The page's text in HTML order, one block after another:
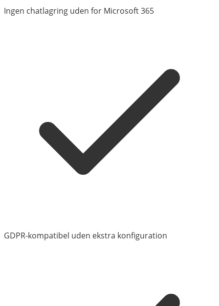
Ingen chatlagring uden for Microsoft 365
GDPR-kompatibel uden ekstra konfiguration